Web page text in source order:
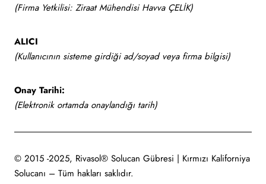
(Firma Yetkilisi: Ziraat Mühendisi Havva ÇELİK)
ALICI
(Kullanıcının sisteme girdiği ad/soyad veya firma bilgisi)
Onay Tarihi:
(Elektronik ortamda onaylandığı tarih)
© 2015 -2025, Rivasol® Solucan Gübresi | Kırmızı Kaliforniya
Solucanı – Tüm hakları saklıdır.